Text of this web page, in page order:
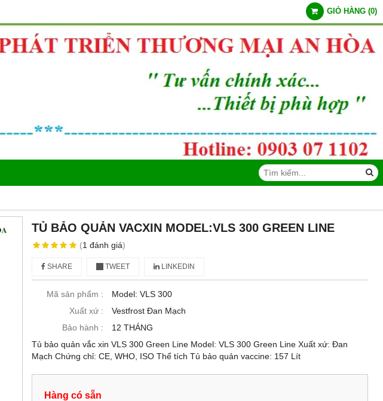
GIỎ HÀNG (0)
TỦ BẢO QUẢN VACXIN MODEL:VLS 300 GREEN LINE
(1đánh giá)
SHARE TWEET LINKEDIN
Mã sản phẩm :
Model: VLS 300
Xuất xứ :
Vestfrost Đan Mạch
Bảo hành :
12 THÁNG
Tủ bảo quản vắc xin VLS 300 Green Line Model: VLS 300 Green Line Xuất xứ: Đan
Mạch Chứng chỉ: CE, WHO, ISO Thể tích Tủ bảo quản vaccine: 157 Lít
Hàng có sẵn